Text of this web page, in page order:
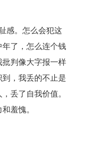
感。怎么会犯这
了，怎么连个钱
判像大字报一样
，我丢的不止是
丢了自我价值。
羞愧。